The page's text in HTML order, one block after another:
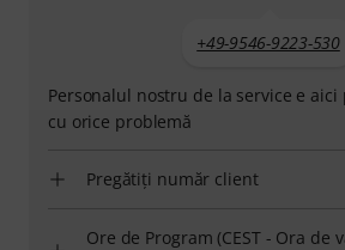
+49-9546-9223-530
Personalul nostru de la service e
cu orice problemă
Pregătiți număr client
Ore de Program (CEST - Ora de